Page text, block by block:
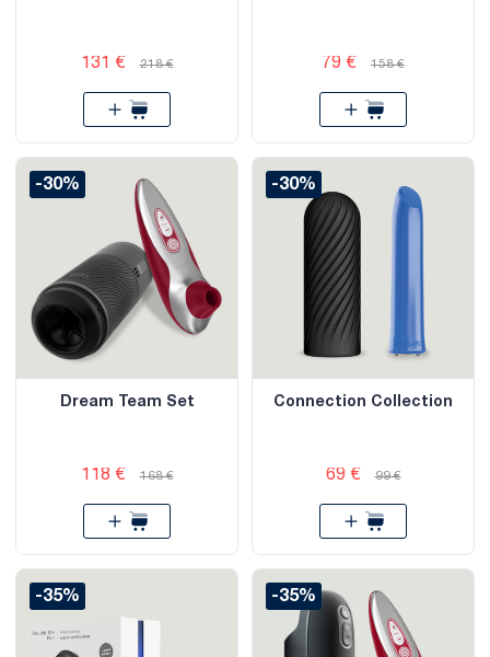
131 € 218 € 79 € 158 €
-30%
Dream Team Set
118 € 168 €
-30%
Connection Collection
69 € 99 €
-35% -35%